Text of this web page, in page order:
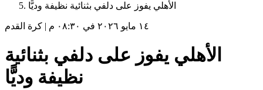
الأهلي يفوز على دلفي بثنائية نظيفة وديًّا
١٤ مايو ٢٠٢٦ في ٠٨:٣٠ م | كرة القدم
الأهلي يفوز على دلفي بثنائية
نظيفة وديًّا